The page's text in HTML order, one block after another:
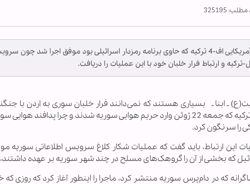
325195
عملیات شکار جنگنده آمریکایی اف-4 ترکیه که حاوی برنامه‌ رمزدار اسرائیلی بود موفق اجرا شد
و ارتباط فرار خلبان خود با این عملیات را دریافت.
دارد با جنگنده‌های اف-4 ترکیه که جمعه 22 ژوئن وارد حریم هوایی سوریه شدند و چرا
را سرنگون کرد.
این ارتباط،‌ باید گفت که عملیات شکار کلاغ سرویس اطلاعاتی سوریه
که بخشی از آن را گروهک‌های مسلح در چند شهر سوریه بر عهده
که در دام‌پرس سوریه منتشر کرد، ماجرا را اینطور آغاز کرد که روزی که
پادکست